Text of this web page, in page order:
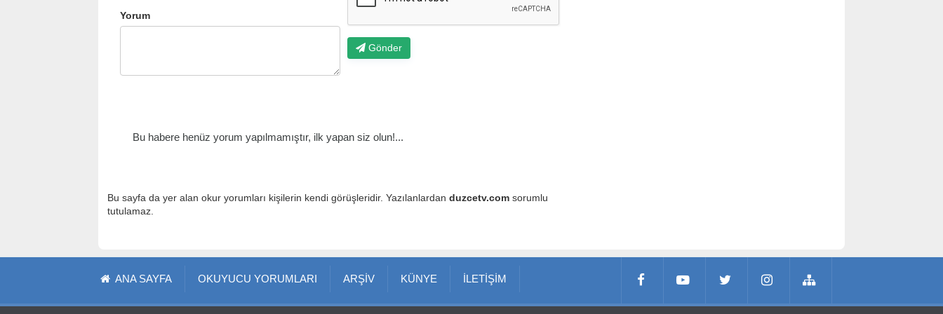
Yorum
Gönder
Bu habere henüz yorum yapılmamıştır, ilk yapan siz olun!...
Bu sayfa da yer alan okur yorumları kişilerin kendi görüşleridir. Yazılanlardan duzcetv.com sorumlu
tutulamaz.
ANA SAYFA OKUYUCU YORUMLARI ARŞİV KÜNYE İLETİŞİM